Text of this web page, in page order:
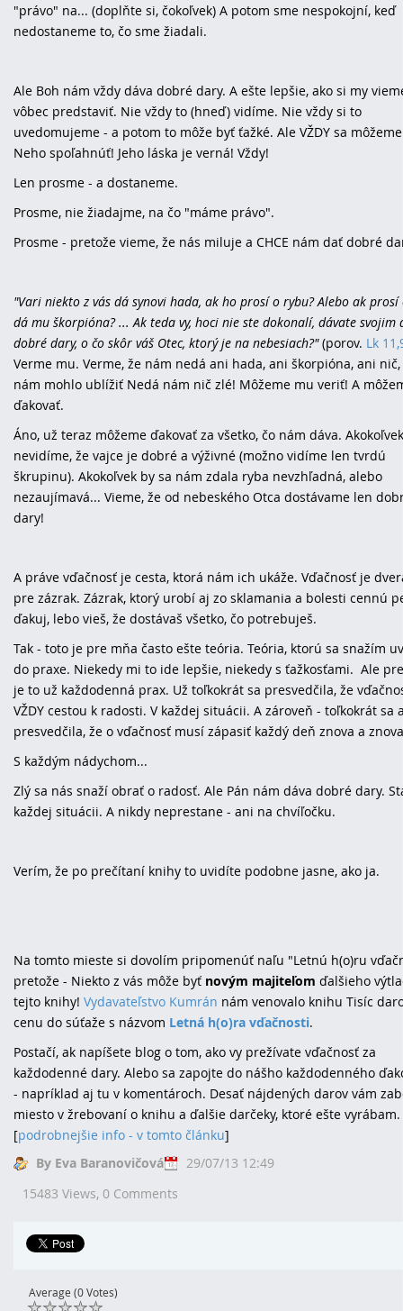
"právo" na... (doplňte si, čokoľvek) A potom sme nespokojní, keď
nedostaneme to, čo sme žiadali.
Ale Boh nám vždy dáva dobré dary. A ešte lepšie, ako si my
vôbec predstaviť. Nie vždy to (hneď) vidíme. Nie vždy si to
uvedomujeme - a potom to môže byť ťažké. Ale VŽDY sa
Neho spoľahnúť! Jeho láska je verná! Vždy!
Len prosme - a dostaneme.
Prosme, nie žiadajme, na čo "máme právo".
Prosme - pretože vieme, že nás miluje a CHCE nám dať dobré
"Vari niekto z vás dá synovi hada, ak ho prosí o rybu? Alebo ak prosí
dá mu škorpióna? ... Ak teda vy, hoci nie ste dokonalí, dávate svojim
dobré dary, o čo skôr váš Otec, ktorý je na nebesiach?"(porov. Lk
Verme mu. Verme, že nám nedá ani hada, ani škorpióna, ani
nám mohlo ublížiť Nedá nám nič zlé! Môžeme mu veriť! A
ďakovať.
Áno, už teraz môžeme ďakovať za všetko, čo nám dáva.
nevidíme, že vajce je dobré a výživné (možno vidíme len tvrdú
škrupinu). Akokoľvek by sa nám zdala ryba nevzhľadná, alebo
nezaujímavá... Vieme, že od nebeského Otca dostávame len
dary!
A práve vďačnosť je cesta, ktorá nám ich ukáže. Vďačnosť je
pre zázrak. Zázrak, ktorý urobí aj zo sklamania a bolesti cennú
ďakuj, lebo vieš, že dostávaš všetko, čo potrebuješ.
Tak - toto je pre mňa často ešte teória. Teória, ktorú sa snažím
do praxe. Niekedy mi to ide lepšie, niekedy s ťažkosťami. Ale
je to už každodenná prax. Už toľkokrát sa presvedčila, že
VŽDY cestou k radosti. V každej situácii. A zároveň - toľkokrát sa
presvedčila, že o vďačnosť musí zápasiť každý deň znova a
S každým nádychom...
Zlý sa nás snaží obrať o radosť. Ale Pán nám dáva dobré dary.
každej situácii. A nikdy neprestane - ani na chvíľočku.
Verím, že po prečítaní knihy to uvidíte podobne jasne, ako ja.
Na tomto mieste si dovolím pripomenúť naľu "Letnú h(o)ru
pretože - Niekto z vás môže byť novým majiteľom ďalšieho
tejto knihy! Vydavateľstvo Kumrán nám venovalo knihu Tisíc
cenu do súťaže s názvom Letná h(o)ra vďačnosti.
Postačí, ak napíšete blog o tom, ako vy prežívate vďačnosť za
každodenné dary. Alebo sa zapojte do nášho každodenného
- napríklad aj tu v komentároch. Desať nájdených darov vám
miesto v žrebovaní o knihu a ďalšie darčeky, ktoré ešte vyrábam.
[podrobnejšie info - v tomto článku]
By Eva Baranovičová
29/07/13 12:49
15483 Views, 0 Comments
Average (0 Votes)